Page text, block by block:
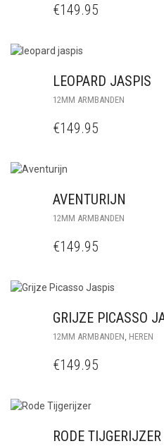
€149.95
LEOPARD JASPIS
12MM ARMBANDEN
€149.95
AVENTURIJN
12MM ARMBANDEN
€149.95
GRIJZE PICASSO
12MM ARMBANDEN, HEREN
€149.95
RODE TIJGERIJZER